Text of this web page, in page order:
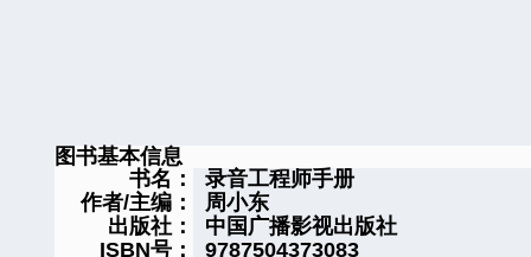
图书基本信息
书名：
录音工程师手册
作者/主编：
周小东
出版社：
中国广播影视出版社
ISBN号：
9787504373083